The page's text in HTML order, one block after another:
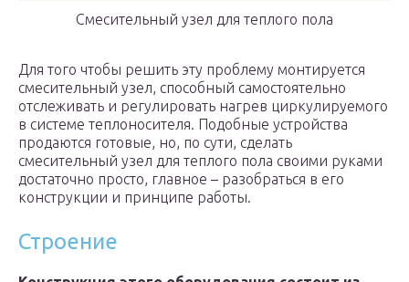
Смесительный узел для теплого пола
Для того чтобы решить эту проблему монтируется
смесительный узел, способный самостоятельно
отслеживать и регулировать нагрев циркулируемого
в системе теплоносителя. Подобные устройства
продаются готовые, но, по сути, сделать
смесительный узел для теплого пола своими руками
достаточно просто, главное – разобраться в его
конструкции и принципе работы.
Строение